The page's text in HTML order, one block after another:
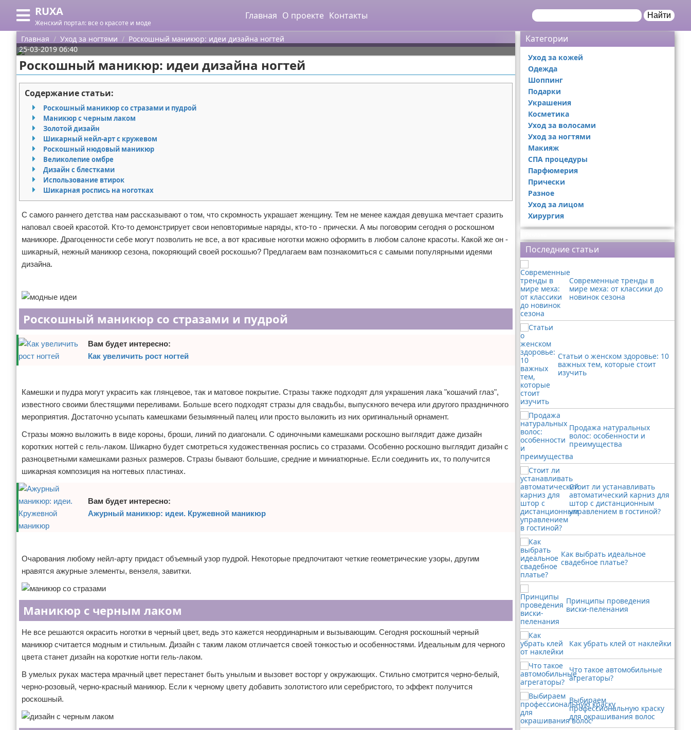
RUXA
Женский портал: все о красоте и моде
Главная О проекте Контакты Найти
Меню
Главная
Категории
Уход за кожей
Одежда
Шоппинг
Подарки
Украшения
Уход за волосами
Уход за ногтями
Макияж
СПА процедуры
Парфюмерия
Прически
Разное
Хирургия
Поиск
О проекте
Контакты
Сотрудничество
Размещение рекламы
Для правообладателей
Условия предоставления информации
Отказ от ответственности
Главная Уход за ногтями
Роскошный маникюр: идеи дизайна ногтей
25-03-2019 06:40
Роскошный маникюр: идеи дизайна ногтей
Содержание статьи:
Роскошный маникюр со стразами и пудрой
Маникюр с черным лаком
Золотой дизайн
Шикарный нейл-арт с кружевом
Роскошный нюдовый маникюр
Великолепие омбре
Дизайн с блестками
Использование втирок
Шикарная роспись на ноготках
С самого раннего детства нам рассказывают о том, что скромность украшает женщину. Тем не менее каждая девушка мечтает сразить
наповал своей красотой. Кто-то демонстрирует свои неповторимые наряды, кто-то - прически. А мы поговорим сегодня о роскошном
маникюре. Драгоценности себе могут позволить не все, а вот красивые ноготки можно оформить в любом салоне красоты. Какой же он -
шикарный, нежный маникюр сезона, покоряющий своей роскошью? Предлагаем вам познакомиться с самыми популярными идеями
дизайна.
Роскошный маникюр со стразами и пудрой
Вам будет интересно:
Как увеличить рост ногтей
Камешки и пудра могут украсить как глянцевое, так и матовое покрытие. Стразы также подходят для украшения лака "кошачий глаз",
известного своими блестящими переливами. Больше всего подходят стразы для свадьбы, выпускного вечера или другого праздничного
мероприятия. Достаточно усыпать камешками безымянный палец или просто выложить из них оригинальный орнамент.
Стразы можно выложить в виде короны, броши, линий по диагонали. С одиночными камешками роскошно выглядит даже дизайн
коротких ногтей с гель-лаком. Шикарно будет смотреться художественная роспись со стразами. Особенно роскошно выглядит дизайн с
разноцветными камешками разных размеров. Стразы бывают большие, средние и миниатюрные. Если соединить их, то получится
шикарная композиция на ногтевых пластинах.
Вам будет интересно:
Ажурный маникюр: идеи. Кружевной маникюр
Очарования любому нейл-арту придаст объемный узор пудрой. Некоторые предпочитают четкие геометрические узоры, другим
нравятся ажурные элементы, вензеля, завитки.
Маникюр с черным лаком
Не все решаются окрасить ноготки в черный цвет, ведь это кажется неординарным и вызывающим. Сегодня роскошный черный
маникюр считается модным и стильным. Дизайн с таким лаком отличается своей тонкостью и особенностями. Идеальным для черного
цвета станет дизайн на короткие ногти гель-лаком.
В умелых руках мастера мрачный цвет перестанет быть унылым и вызовет восторг у окружающих. Стильно смотрится черно-белый,
черно-розовый, черно-красный маникюр. Если к черному цвету добавить золотистого или серебристого, то эффект получится
роскошный.
Категории
Уход за кожей
Одежда
Шоппинг
Подарки
Украшения
Косметика
Уход за волосами
Уход за ногтями
Макияж
СПА процедуры
Парфюмерия
Прически
Разное
Уход за лицом
Хирургия
Последние статьи
Современные тренды в
мире меха: от классики до
новинок сезона
Статьи о женском здоровье: 10
важных тем, которые стоит
изучить
Продажа натуральных
волос: особенности и
преимущества
Стоит ли устанавливать
автоматический карниз для
штор с дистанционным
управлением в гостиной?
Как выбрать идеальное
свадебное платье?
Принципы проведения
виски-пеленания
Как убрать клей от наклейки
Что такое автомобильные
агрегаторы?
Выбираем
профессиональную краску
для окрашивания волос